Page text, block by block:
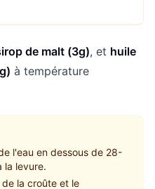
de malt (3g), et huile
à température
l'eau en dessous de 28-
la levure.
de la croûte et le